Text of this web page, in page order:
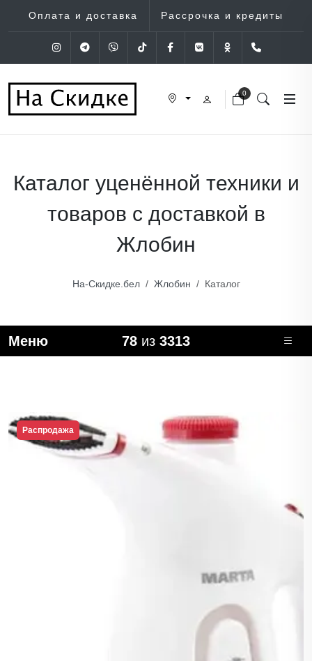
Оплата и доставка Рассрочка и кредиты
InstagramTelegram
Viber Tik-Tok Facebook
VK OK
0
Каталог уценённой техники и
товаров с доставкой в
Жлобин
На-Скидке.бел Жлобин Каталог
Меню 78 из 3313
Распродажа